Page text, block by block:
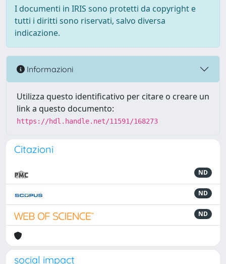
I documenti in IRIS sono protetti da copyright e
tutti i diritti sono riservati, salvo diversa
indicazione.
Informazioni
Utilizza questo identificativo per citare o creare un
link a questo documento:
https://hdl.handle.net/11591/168273
Citazioni
ND
ND
ND
social impact